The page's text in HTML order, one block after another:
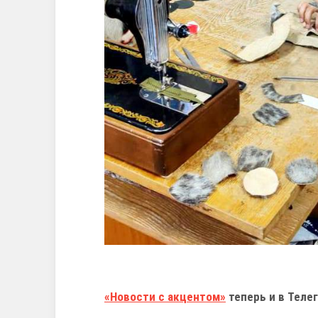
«Новости с акцентом» теперь и в